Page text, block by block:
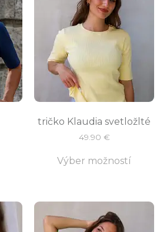
tričko Klaudia svetložlté
49.90 €
Výber možností